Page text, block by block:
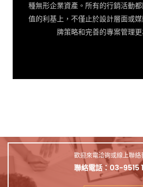
種無形企業資產。所有的行銷活動
值的利基上，不僅止於設計層面或
牌策略和完善的專案管理更
歡迎來電洽詢或線上聯絡
聯絡電話：03-9515